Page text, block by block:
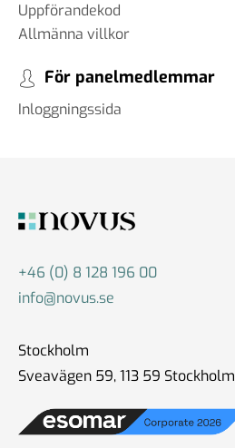
Uppförandekod
Allmänna villkor
För panelmedlemmar
Inloggningssida
+46 (0) 8 128 196 00
info@novus.se
Stockholm
Sveavägen 59, 113 59 Stockholm